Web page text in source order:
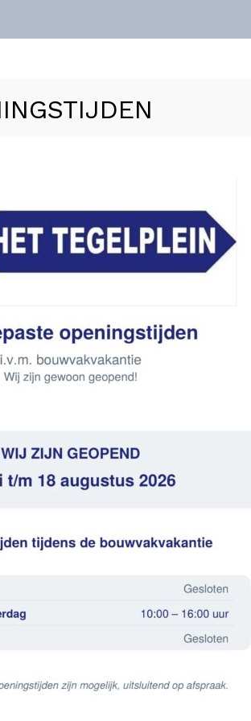
zwart onderkast + duo wastafel
duo wastafel zonder